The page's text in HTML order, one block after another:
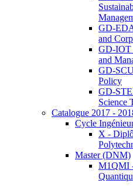
GD-
and
GD-IOT
and
GD-
Policy
GD-
Science
Catalogue 2017 -
Cycle
X -
Master (DNM)
M1QMI